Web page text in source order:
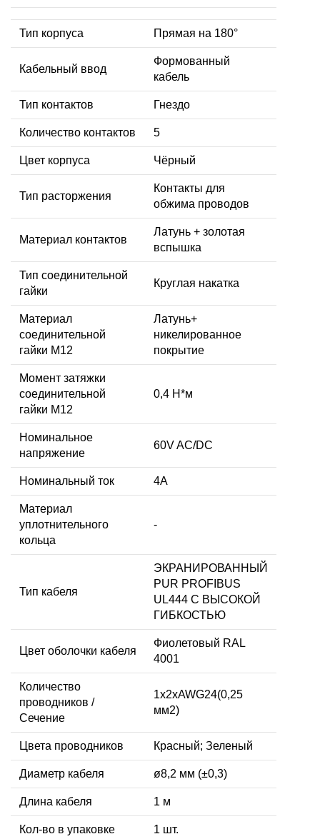
Тип корпуса Прямая на 180°
Кабельный ввод
Формованный
кабель
Тип контактов Гнездо
Количество контактов 5
Цвет корпуса Чёрный
Тип расторжения
Контакты для
обжима проводов
Материал контактов
Латунь + золотая
вспышка
Тип соединительной
гайки
Круглая накатка
Материал
соединительной
гайки M12
Латунь+
никелированное
покрытие
Момент затяжки
соединительной
гайки M12
0,4 Н*м
Номинальное
напряжение
60V AC/DC
Номинальный ток 4A
Материал
уплотнительного
кольца
-
Тип кабеля
ЭКРАНИРОВАННЫЙ
PUR PROFIBUS
UL444 С ВЫСОКОЙ
ГИБКОСТЬЮ
Цвет оболочки кабеля
Фиолетовый RAL
4001
Количество
проводников /
Сечение
1x2xAWG24(0,25
мм2)
Цвета проводников Красный; Зеленый
Диаметр кабеля ø8,2 мм (±0,3)
Длина кабеля 1 м
Кол-во в упаковке 1 шт.